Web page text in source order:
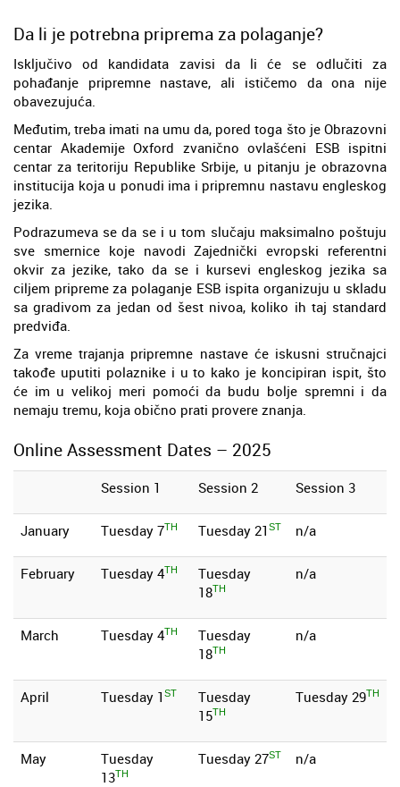
Da li je potrebna priprema za polaganje?
Isključivo od kandidata zavisi da li će se odlučiti za
pohađanje pripremne nastave, ali ističemo da ona nije
obavezujuća.
Međutim, treba imati na umu da, pored toga što je Obrazovni
centar Akademije Oxford zvanično ovlašćeni ESB ispitni
centar za teritoriju Republike Srbije, u pitanju je obrazovna
institucija koja u ponudi ima i pripremnu nastavu engleskog
jezika.
Podrazumeva se da se i u tom slučaju maksimalno poštuju
sve smernice koje navodi Zajednički evropski referentni
okvir za jezike, tako da se i kursevi engleskog jezika sa
ciljem pripreme za polaganje ESB ispita organizuju u skladu
sa gradivom za jedan od šest nivoa, koliko ih taj standard
predviđa.
Za vreme trajanja pripremne nastave će iskusni stručnajci
takođe uputiti polaznike i u to kako je koncipiran ispit, što
će im u velikoj meri pomoći da budu bolje spremni i da
nemaju tremu, koja obično prati provere znanja.
Online Assessment Dates – 2025
Session 1 Session 2 Session 3
January Tuesday 7TH Tuesday 21 ST n/a
February Tuesday 4TH
Tuesday
18TH
n/a
March Tuesday 4TH
Tuesday
18TH
n/a
April Tuesday 1 ST
Tuesday
15TH
Tuesday 29TH
May
Tuesday
13TH
Tuesday 27ST n/a